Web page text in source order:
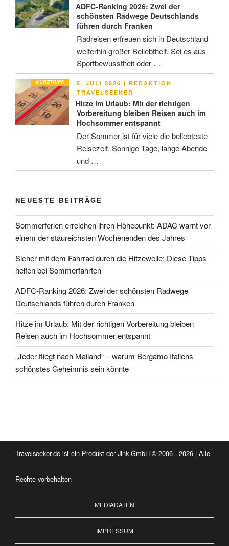
ADFC-Ranking 2026: Zwei der
schönsten Radwege Deutschlands
führen durch Franken
Radreisen erfreuen sich in Deutschland
weiterhin großer Beliebtheit. Sei es aus
Sportbewusstheit oder …
KURZTRIPS
VERÖFFENTLICHT
AM
5. JULI 2026 | REDAKTION
TRAVELSEEKER
Hitze im Urlaub: Mit der richtigen
Vorbereitung bleiben Reisen auch im
Hochsommer entspannt
Der Sommer ist für viele die beliebteste
Reisezeit. Sonnige Tage, lange Abende
und …
NEUESTE BEITRÄGE
Sommerferien erreichen ihren Höhepunkt: ADAC warnt vor
einem der staureichsten Wochenenden des Jahres
Sicher mit dem Fahrrad durch die Hitzewelle: Diese Tipps
helfen bei Sommerfahrten
ADFC-Ranking 2026: Zwei der schönsten Radwege
Deutschlands führen durch Franken
Hitze im Urlaub: Mit der richtigen Vorbereitung bleiben
Reisen auch im Hochsommer entspannt
„Jeder fliegt nach Mailand“ – warum Bergamo Italiens
schönstes Geheimnis sein könnte
Travelseeker.de ist ein Produkt der Jink GmbH © 2006 - 2026 | Alle
Rechte vorbehalten
MEDIADATEN
IMPRESSUM